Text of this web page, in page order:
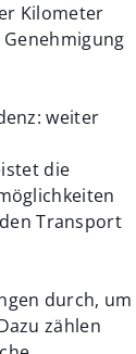
Kilometer
weiter
die
Transport
durch, um
zählen